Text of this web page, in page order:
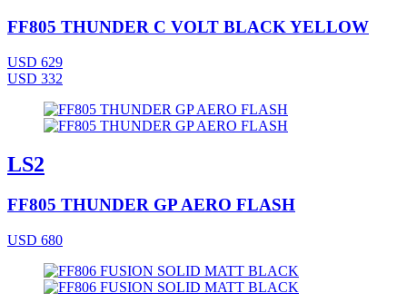
FF805 THUNDER C VOLT BLACK YELLOW
USD 629
USD 332
LS2
FF805 THUNDER GP AERO FLASH
USD 680